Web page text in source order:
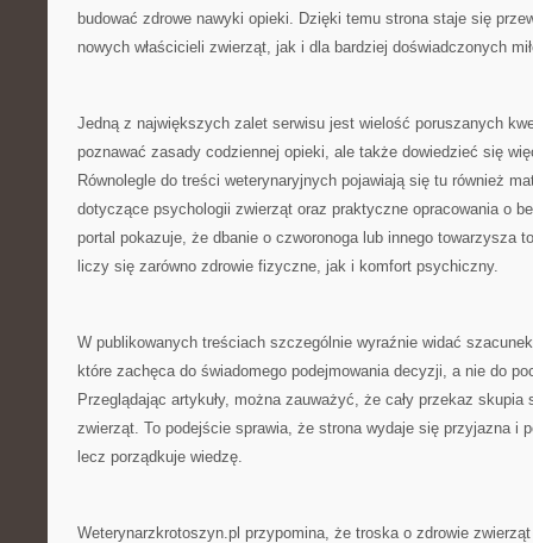
budować zdrowe nawyki opieki. Dzięki temu strona staje się
nowych właścicieli zwierząt, jak i dla bardziej doświadczonych
Jedną z największych zalet serwisu jest wielość poruszanych
poznawać zasady codziennej opieki, ale także dowiedzieć się
Równolegle do treści weterynaryjnych pojawiają się tu również
dotyczące psychologii zwierząt oraz praktyczne opracowania o
portal pokazuje, że dbanie o czworonoga lub innego towarzysza
liczy się zarówno zdrowie fizyczne, jak i komfort psychiczny.
W publikowanych treściach szczególnie wyraźnie widać
które zachęca do świadomego podejmowania decyzji, a nie do
Przeglądając artykuły, można zauważyć, że cały przekaz
zwierząt. To podejście sprawia, że strona wydaje się przyjazna i
lecz porządkuje wiedzę.
Weterynarzkrotoszyn.pl przypomina, że troska o zdrowie